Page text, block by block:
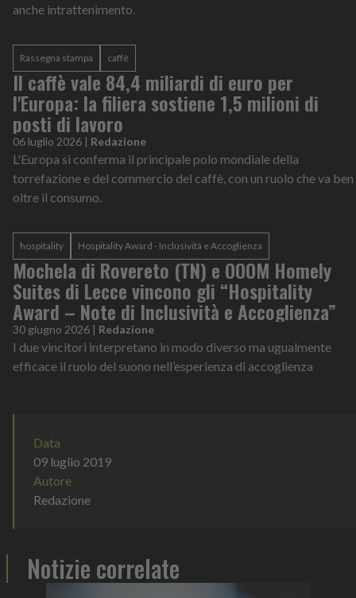
anche intrattenimento.
Rassegna stampa caffè
Il caffè vale 84,4 miliardi di euro per
l'Europa: la filiera sostiene 1,5 milioni di
posti di lavoro
06 luglio 2026 | Redazione
L'Europa si conferma il principale polo mondiale della
torrefazione e del commercio del caffè, con un ruolo che va ben
oltre il consumo.
hospitality Hospitality Award - Inclusività e Accoglienza
Mochela di Rovereto (TN) e OOOM Homely
Suites di Lecce vincono gli “Hospitality
Award – Note di Inclusività e Accoglienza”
30 giugno 2026 | Redazione
I due vincitori interpretano in modo diverso ma ugualmente
efficace il ruolo del suono nell’esperienza di accoglienza
Data
09 luglio 2019
Autore
Redazione
Notizie correlate